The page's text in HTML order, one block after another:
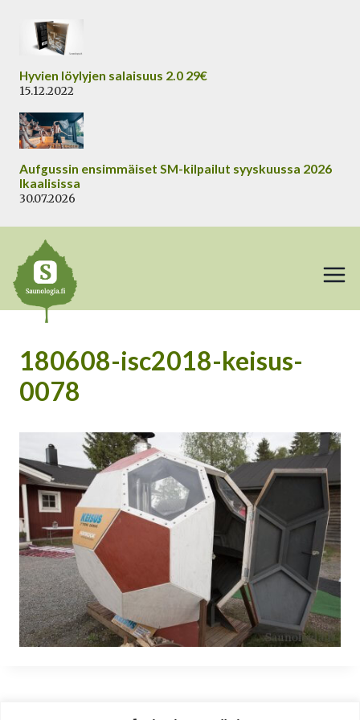
sisältöön
Hyvien löylyjen salaisuus 2.0 29€
15.12.2022
Aufgussin ensimmäiset SM-kilpailut syyskuussa 2026
Ikaalisissa
30.07.2026
180608-isc2018-keisus-
0078